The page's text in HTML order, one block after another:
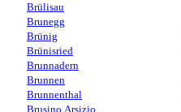
Brülisau
Brunegg
Brünig
Brünisried
Brunnadern
Brunnen
Brunnenthal
Brusino Arsizio